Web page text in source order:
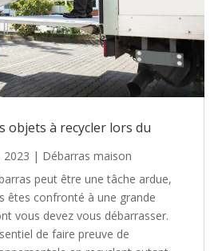
objets à recycler lors du
2023 | Débarras maison
peut être une tâche ardue,
êtes confronté à une grande
vous devez vous débarrasser.
de faire preuve de